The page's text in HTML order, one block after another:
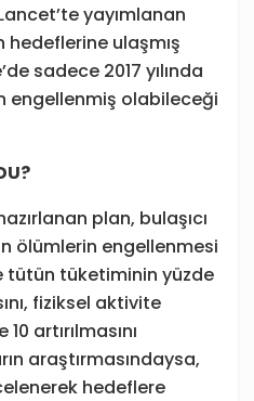
yayımlanan
hedeflerine ulaşmış
sadece 2017 yılında
engellenmiş olabileceği
plan, bulaşıcı
ölümlerin engellenmesi
tütün tüketiminin yüzde
fiziksel aktivite
artırılmasını
araştırmasındaysa,
hedeflere